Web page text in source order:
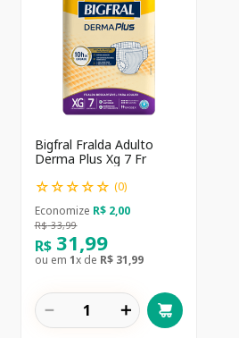
Bigfral Fralda Adulto
Derma Plus Xg 7 Fr
☆☆☆☆☆ (0)
Economize R$ 2,00
R$ 33,99
R$ 31,99
ou em 1x de R$ 31,99
＋
－